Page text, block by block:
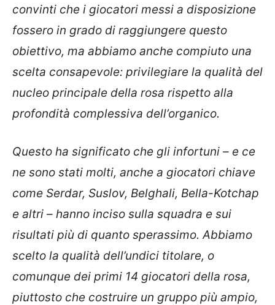
convinti che i giocatori messi a disposizione
fossero in grado di raggiungere questo
obiettivo, ma abbiamo anche compiuto una
scelta consapevole: privilegiare la qualità del
nucleo principale della rosa rispetto alla
profondità complessiva dell’organico.
Questo ha significato che gli infortuni – e ce
ne sono stati molti, anche a giocatori chiave
come Serdar, Suslov, Belghali, Bella-Kotchap
e altri – hanno inciso sulla squadra e sui
risultati più di quanto sperassimo. Abbiamo
scelto la qualità dell’undici titolare, o
comunque dei primi 14 giocatori della rosa,
piuttosto che costruire un gruppo più ampio,